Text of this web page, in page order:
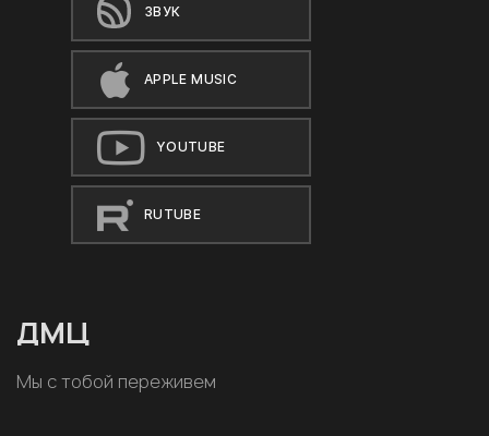
ЗВУК
APPLE MUSIC
YOUTUBE
RUTUBE
ДМЦ
Мы с тобой переживем